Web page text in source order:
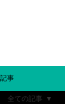
オートクラブ
記事
全ての記事